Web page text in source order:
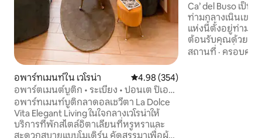
อพาร์ทเมนท์ใน เวโรน่า คะแนนเฉลี่ย 4.98 จาก 5, 354 รีวิว
4.98 (354)
อพาร์ตเมนต์บูติก • ระเบียง • ปอนเต ปิเอ
ตรา
อพาร์ทเมนท์บูติกลาดอลเชวีตา La Dolce
Vita Elegant Living ในใจกลางเวโรน่าให้
บริการที่พักสไตล์อิตาเลียนที่หรูหราและ
สะดวกสบายแบบโมเดิร์น คัดสรรมาเพื่อผู้
Ca’ del Buso เป็
ท่ามกลางเนินเขาข
แห่งนี้ตั้งอยู่ท่ามกล
ต้อนรับคุณด้วยทัศ
พาโนรามา ซึ่งมอง
สถานที่ · ครอบครัว